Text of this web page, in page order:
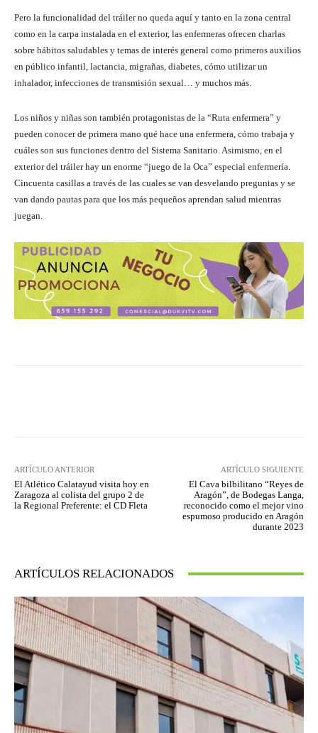
Pero la funcionalidad del tráiler no queda aquí y tanto en la zona central
como en la carpa instalada en el exterior, las enfermeras ofrecen charlas
sobre hábitos saludables y temas de interés general como primeros auxilios
en público infantil, lactancia, migrañas, diabetes, cómo utilizar un
inhalador, infecciones de transmisión sexual… y muchos más.
Los niños y niñas son también protagonistas de la “Ruta enfermera” y
pueden conocer de primera mano qué hace una enfermera, cómo trabaja y
cuáles son sus funciones dentro del Sistema Sanitario. Asimismo, en el
exterior del tráiler hay un enorme “juego de la Oca” especial enfermería.
Cincuenta casillas a través de las cuales se van desvelando preguntas y se
van dando pautas para que los más pequeños aprendan salud mientras
juegan.
ARTÍCULO ANTERIOR
El Atlético Calatayud visita hoy en
Zaragoza al colista del grupo 2 de
la Regional Preferente: el CD Fleta
ARTÍCULO SIGUIENTE
El Cava bilbilitano “Reyes de
Aragón”, de Bodegas Langa,
reconocido como el mejor vino
espumoso producido en Aragón
durante 2023
ARTÍCULOS RELACIONADOS